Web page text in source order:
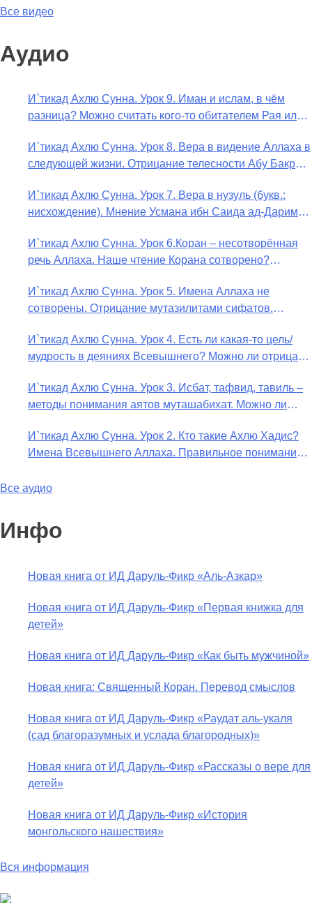
Все видео
Аудио
И`тикад Ахлю Сунна. Урок 9. Иман и ислам, в чём
разница? Можно считать кого-то обитателем Рая или
И`тикад Ахлю Сунна. Урок 8. Вера в видение Аллаха в
следующей жизни. Отрицание телесности Абу Бакром
ибн Саида ад-Дарими. Иман – это слова, дела и
познание
И`тикад Ахлю Сунна. Урок 7. Вера в нузуль (букв.:
нисхождение). Мнение Усмана ибн Саида ад-Дарими
описывается физическим движением?
И`тикад Ахлю Сунна. Урок 6.Коран – несотворённая
речь Аллаха. Наше чтение Корана сотворено?
И`тикад Ахлю Сунна. Урок 5. Имена Аллаха не
сотворены. Отрицание мутазилитами сифатов.
И`тикад Ахлю Сунна. Урок 4. Есть ли какая-то цель/
мудрость в деяниях Всевышнего? Можно ли отрицать
не пришло в Коране и Сунне? Концепция ибн
Таймийи
И`тикад Ахлю Сунна. Урок 3. Исбат, тафвид, тавиль –
методы понимания аятов муташабихат. Можно ли
Что означает утверждение сифата «биля кейфа» (без
образа)?
И`тикад Ахлю Сунна. Урок 2. Кто такие Ахлю Хадис?
Имена Всевышнего Аллаха. Правильное понимание
Все аудио
Инфо
Новая книга от ИД Даруль-Фикр «Аль-Азкар»
Новая книга от ИД Даруль-Фикр «Первая книжка для
детей»
Новая книга от ИД Даруль-Фикр «Как быть мужчиной»
Новая книга: Священный Коран. Перевод смыслов
Новая книга от ИД Даруль-Фикр «Раудат аль-укаля
(cад благоразумных и услада благородных)»
Новая книга от ИД Даруль-Фикр «Рассказы о вере для
детей»
Новая книга от ИД Даруль-Фикр «История
монгольского нашествия»
Вся информация